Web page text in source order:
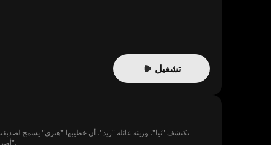
تشغيل
تكتشف "ثيا"، وريثة عائلة "ريد"، أن خطيبها "هنري" يسمح
أصدقائه، ليُصدم لاحقاً بخبر زواجها السري من أقوى رجال المدينة نفوذاً، ويدرك بمرارة أنه لم يكن سوى بيدق في لعبة عائلة "غرانت".